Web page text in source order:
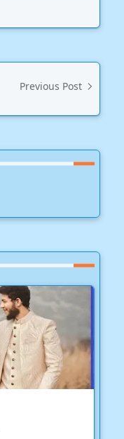
Previous Post